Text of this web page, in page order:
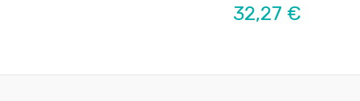
Precio
32,27 €